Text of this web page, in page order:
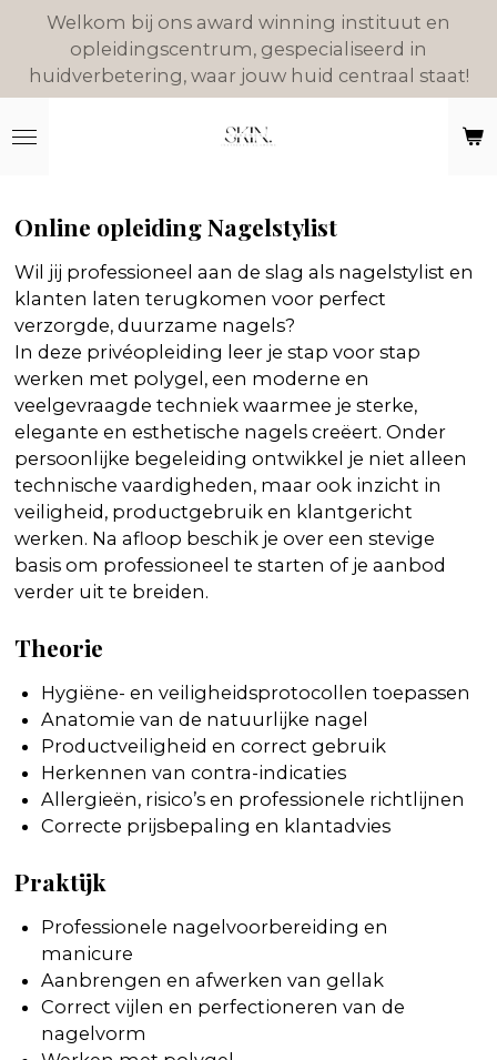
naar
de
hoofdinhoud
Welkom bij ons award winning instituut en
opleidingscentrum, gespecialiseerd in
huidverbetering, waar jouw huid centraal staat!
Online opleiding Nagelstylist
Wil jij professioneel aan de slag als nagelstylist en
klanten laten terugkomen voor perfect
verzorgde, duurzame nagels?
In deze privéopleiding leer je stap voor stap
werken met polygel, een moderne en
veelgevraagde techniek waarmee je sterke,
elegante en esthetische nagels creëert. Onder
persoonlijke begeleiding ontwikkel je niet alleen
technische vaardigheden, maar ook inzicht in
veiligheid, productgebruik en klantgericht
werken. Na afloop beschik je over een stevige
basis om professioneel te starten of je aanbod
verder uit te breiden.
Theorie
Hygiëne- en veiligheidsprotocollen toepassen
Anatomie van de natuurlijke nagel
Productveiligheid en correct gebruik
Herkennen van contra-indicaties
Allergieën, risico’s en professionele richtlijnen
Correcte prijsbepaling en klantadvies
Praktijk
Professionele nagelvoorbereiding en
manicure
Aanbrengen en afwerken van gellak
Correct vijlen en perfectioneren van de
nagelvorm